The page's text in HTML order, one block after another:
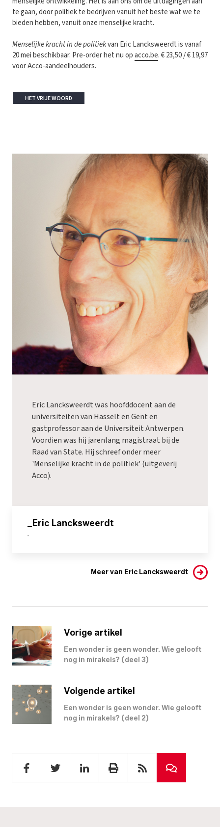
te gaan, door politiek te bedrijven vanuit het beste wat we te
bieden hebben, vanuit onze menselijke kracht.
Menselijke kracht in de politiekvan Eric Lancksweerdt is vanaf
20 mei beschikbaar. Pre-order het nu opacco.be. € 23,50 / € 19,97
voor Acco-aandeelhouders.
HET VRIJE WOORD
Eric Lancksweerdt was hoofddocent aan de
universiteiten van Hasselt en Gent en
gastprofessor aan de Universiteit Antwerpen.
Voordien was hij jarenlang magistraat bij de
Raad van State. Hij schreef onder meer
'Menselijke kracht in de politiek' (uitgeverij
Acco).
_Eric Lancksweerdt
-
Meer van Eric Lancksweerdt
Vorige artikel
Een wonder is geen wonder. Wie gelooft
nog in mirakels? (deel 3)
Volgende artikel
Een wonder is geen wonder. Wie gelooft
nog in mirakels? (deel 2)